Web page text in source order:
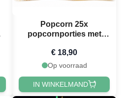
Popcorn 25x
popcornporties met
(3pk)
€ 18,90
Op voorraad
IN WINKELMAND